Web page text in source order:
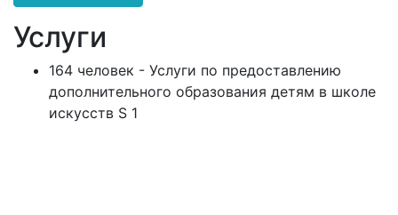
Услуги
164 человек - Услуги по предоставлению
дополнительного образования детям в школе
искусств S 1